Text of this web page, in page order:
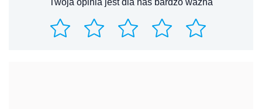
Twoja opinia jest dla nas bardzo ważna